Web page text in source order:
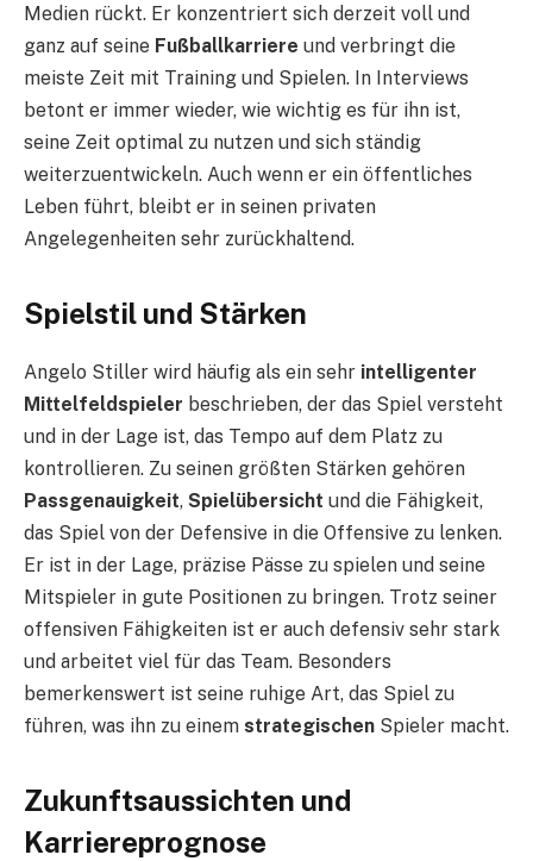
Medien rückt. Er konzentriert sich derzeit voll und
ganz auf seine Fußballkarriere und verbringt die
meiste Zeit mit Training und Spielen. In Interviews
betont er immer wieder, wie wichtig es für ihn ist,
seine Zeit optimal zu nutzen und sich ständig
weiterzuentwickeln. Auch wenn er ein öffentliches
Leben führt, bleibt er in seinen privaten
Angelegenheiten sehr zurückhaltend.
Spielstil und Stärken
Angelo Stiller wird häufig als ein sehr intelligenter
Mittelfeldspieler beschrieben, der das Spiel versteht
und in der Lage ist, das Tempo auf dem Platz zu
kontrollieren. Zu seinen größten Stärken gehören
Passgenauigkeit, Spielübersicht und die Fähigkeit,
das Spiel von der Defensive in die Offensive zu lenken.
Er ist in der Lage, präzise Pässe zu spielen und seine
Mitspieler in gute Positionen zu bringen. Trotz seiner
offensiven Fähigkeiten ist er auch defensiv sehr stark
und arbeitet viel für das Team. Besonders
bemerkenswert ist seine ruhige Art, das Spiel zu
führen, was ihn zu einem strategischen Spieler macht.
Zukunftsaussichten und
Karriereprognose